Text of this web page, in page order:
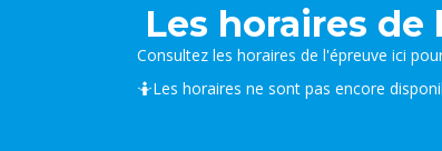
Les horaires de
Consultez les horaires de l'épreuve ici
🤷Les horaires ne sont pas encore